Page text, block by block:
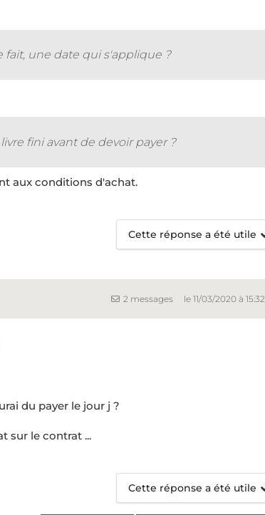
fait, une date qui s'applique ?
fini avant de devoir payer ?
aux conditions d'achat.
Cette réponse a été utile
2 messages le 11/03/2020 à 15:32
du payer le jour j ?
sur le contrat ...
Cette réponse a été utile